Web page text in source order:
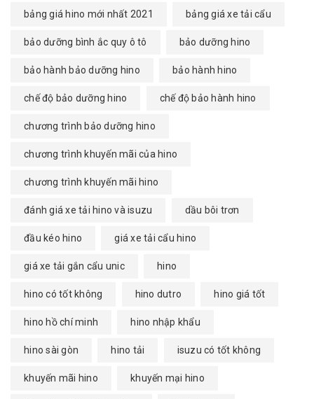
bảng giá hino mới nhất 2021 bảng giá xe tải cẩu
bảo dưỡng bình ắc quy ô tô bảo dưỡng hino
bảo hành bảo dưỡng hino bảo hành hino
chế độ bảo dưỡng hino chế độ bảo hành hino
chương trình bảo dưỡng hino
chương trình khuyến mãi của hino
chương trình khuyến mãi hino
đánh giá xe tải hino và isuzu dầu bôi trơn
đầu kéo hino giá xe tải cẩu hino
giá xe tải gắn cẩu unic hino
hino có tốt không hino dutro hino giá tốt
hino hồ chí minh hino nhập khẩu
hino sài gòn hino tải isuzu có tốt không
khuyến mãi hino khuyến mại hino